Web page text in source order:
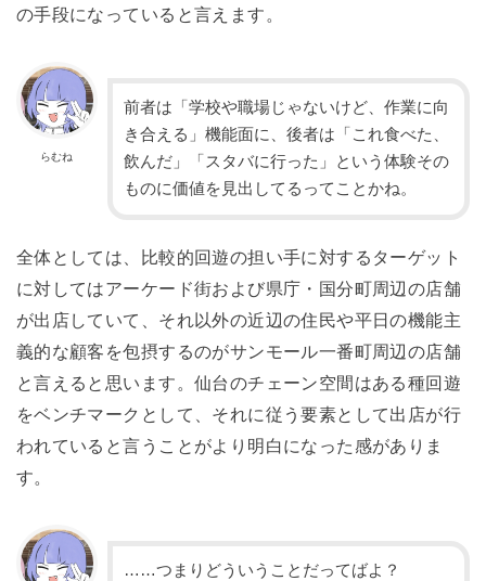
の手段になっていると言えます。
らむね
前者は「学校や職場じゃないけど、作業に向
き合える」機能面に、後者は「これ食べた、
飲んだ」「スタバに行った」という体験その
ものに価値を見出してるってことかね。
全体としては、比較的回遊の担い手に対するターゲット
に対してはアーケード街および県庁・国分町周辺の店舗
が出店していて、それ以外の近辺の住民や平日の機能主
義的な顧客を包摂するのがサンモール一番町周辺の店舗
と言えると思います。仙台のチェーン空間はある種回遊
をベンチマークとして、それに従う要素として出店が行
われていると言うことがより明白になった感がありま
す。
……つまりどういうことだってばよ？